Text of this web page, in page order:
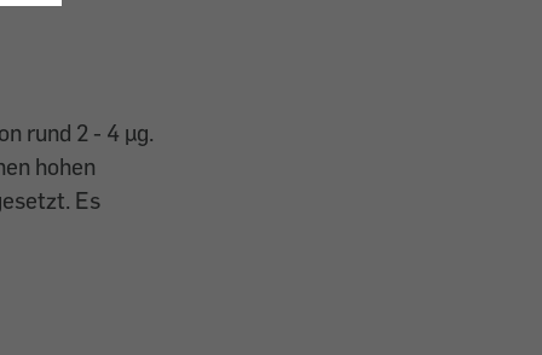
rund 2 - 4 µg.
hohen
Es